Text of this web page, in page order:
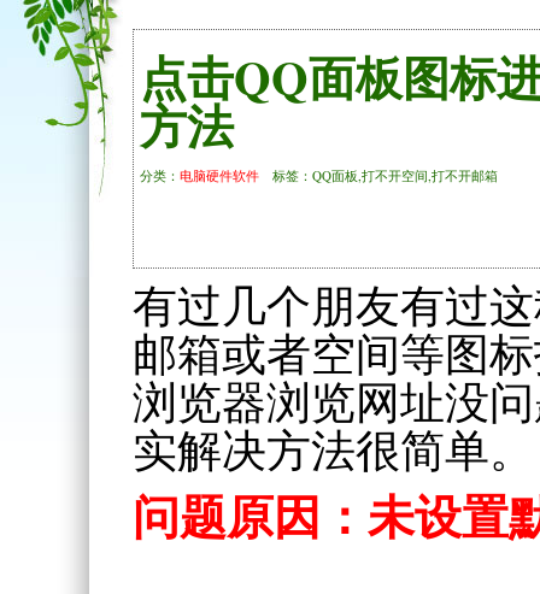
点击QQ面板图标
方法
分类： 电脑硬件软件 标签：QQ面板,打不开空间,打不开邮箱
有过几个朋友有过
邮箱或者空间等图
浏览器浏览网址没
实解决方法很简单。
问题原因：未设置